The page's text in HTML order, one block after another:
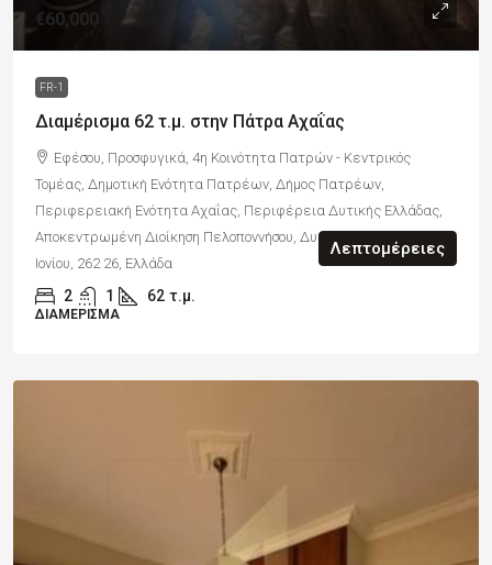
€60,000
FR-1
Διαμέρισμα 62 τ.μ. στην Πάτρα Αχαΐας
Εφέσου, Προσφυγικά, 4η Κοινότητα Πατρών - Κεντρικός
Τομέας, Δημοτική Ενότητα Πατρέων, Δήμος Πατρέων,
Περιφερειακή Ενότητα Αχαΐας, Περιφέρεια Δυτικής Ελλάδας,
Αποκεντρωμένη Διοίκηση Πελοποννήσου, Δυτικής Ελλάδας και
Ιονίου, 262 26, Ελλάδα
2 1 62 τ.μ.
ΔΙΑΜΈΡΙΣΜΑ
Λεπτομέρειες